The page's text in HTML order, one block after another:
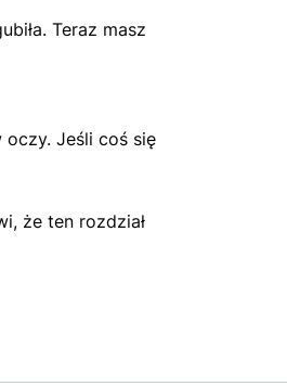
Teraz masz
Jeśli coś się
że ten rozdział